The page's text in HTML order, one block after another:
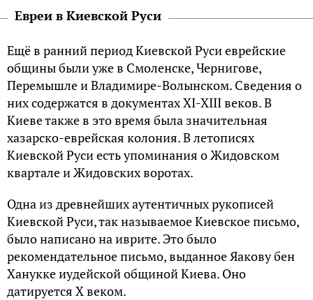
Евреи в Киевской Руси
Ещё в ранний период Киевской Руси еврейские
общины были уже в Смоленске, Чернигове,
Перемышле и Владимире-Волынском. Сведения о
них содержатся в документах XI-XIII веков. В
Киеве также в это время была значительная
хазарско-еврейская колония. В летописях
Киевской Руси есть упоминания о Жидовском
квартале и Жидовских воротах.
Одна из древнейших аутентичных рукописей
Киевской Руси, так называемое Киевское письмо,
было написано на иврите. Это было
рекомендательное письмо, выданное Яакову бен
Ханукке иудейской общиной Киева. Оно
датируется X веком.